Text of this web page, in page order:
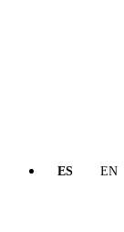
ES EN